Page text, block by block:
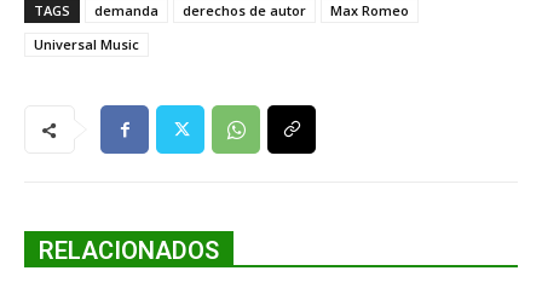
TAGS demanda derechos de autor
Max Romeo
Universal Music
RELACIONADOS